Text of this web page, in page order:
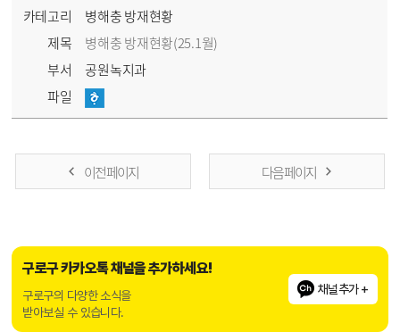
카테고리
병해충 방재현황
제목
병해충 방재현황(25.1월)
부서
공원녹지과
파일
이전 페이지 다음 페이지
구로구 카카오톡 채널을 추가하세요!
구로구의 다양한 소식을
받아보실 수 있습니다.
채널추가 +